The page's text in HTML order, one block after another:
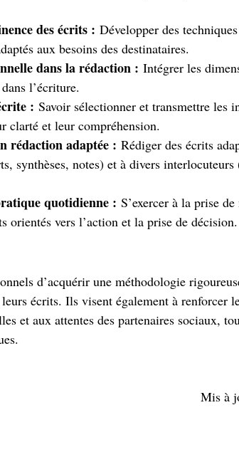
des écrits : Développer des
aux besoins des destinataires.
dans la rédaction : Intégrer les
l’écriture.
: Savoir sélectionner et transmettre les
clarté et leur compréhension.
rédaction adaptée : Rédiger des écrits
synthèses, notes) et à divers
quotidienne : S’exercer à la prise
orientés vers l’action et la prise de décision.
d’acquérir une méthodologie
écrits. Ils visent également à renforcer
et aux attentes des partenaires sociaux,
Mis à